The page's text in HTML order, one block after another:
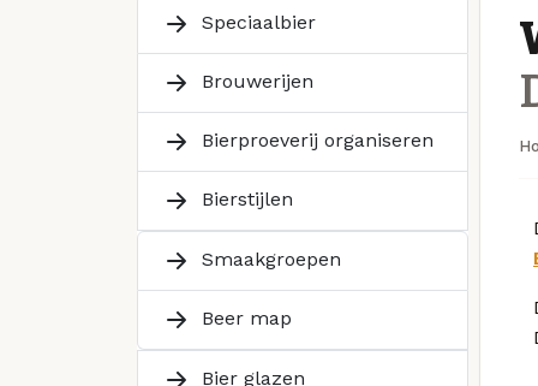
Speciaalbier
Brouwerijen
Bierproeverij organiseren
Bierstijlen
Smaakgroepen
Beer map
Bier glazen